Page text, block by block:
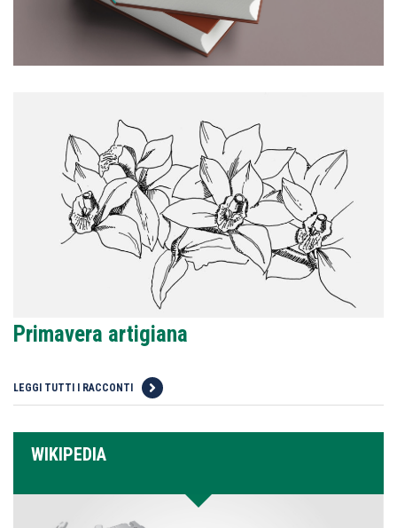
Primavera artigiana
LEGGI TUTTI I RACCONTI
WIKIPEDIA